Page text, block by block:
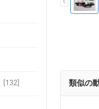
[132] 類似の